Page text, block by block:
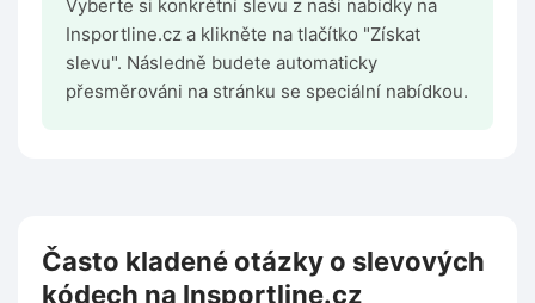
Vyberte si konkrétní slevu z naší nabídky na
Insportline.cz a klikněte na tlačítko "Získat
slevu". Následně budete automaticky
přesměrováni na stránku se speciální nabídkou.
Často kladené otázky o slevových
kódech na Insportline.cz